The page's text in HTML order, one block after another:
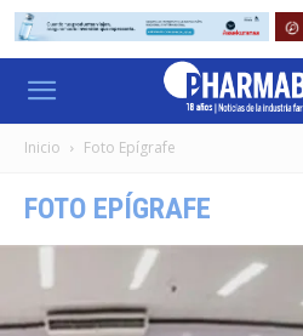
Inicio Foto Epígrafe
FOTO EPÍGRAFE